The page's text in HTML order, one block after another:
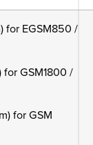
for EGSM850 /
for GSM1800 /
for GSM